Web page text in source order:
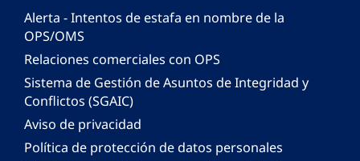
Alerta - Intentos de estafa en nombre de la
OPS/OMS
Relaciones comerciales con OPS
Sistema de Gestión de Asuntos de Integridad y
Conflictos (SGAIC)
Aviso de privacidad
Política de protección de datos personales